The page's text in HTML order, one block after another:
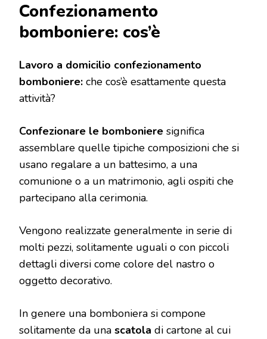
Confezionamento
bomboniere: cos’è
Lavoro a domicilio confezionamento
bomboniere: che cos’è esattamente questa
attività?
Confezionare le bomboniere significa
assemblare quelle tipiche composizioni che si
usano regalare a un battesimo, a una
comunione o a un matrimonio, agli ospiti che
partecipano alla cerimonia.
Vengono realizzate generalmente in serie di
molti pezzi, solitamente uguali o con piccoli
dettagli diversi come colore del nastro o
oggetto decorativo.
In genere una bomboniera si compone
solitamente da una scatola di cartone al cui